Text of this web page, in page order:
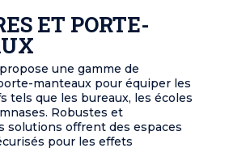
ET PORTE-
une gamme de
manteaux pour équiper les
tels que les bureaux, les écoles
Robustes et
solutions offrent des espaces
pour les effets